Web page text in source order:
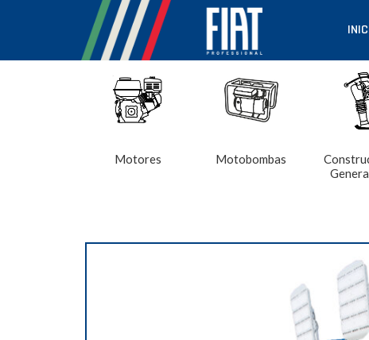
Motores Motobombas